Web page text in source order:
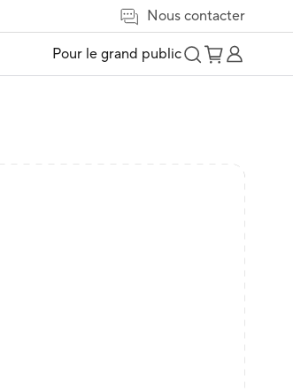
Nous contacter
Pour le grand public